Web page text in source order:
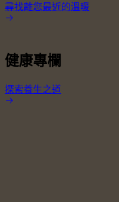
尋找離您最近的溫暖
健康專欄
探索養生之道